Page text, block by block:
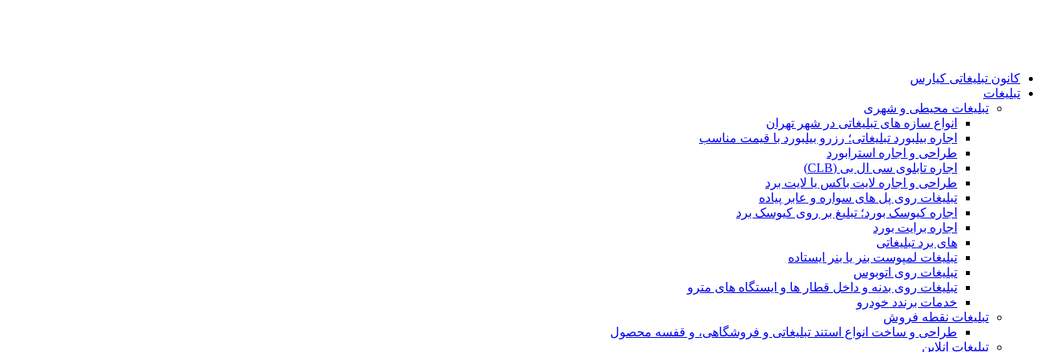
کانون تبلیغاتی کیارس
تبلیغات
تبلیغات محیطی و شهری
انواع سازه‌ های تبلیغاتی در شهر تهران
اجاره بیلبورد تبلیغاتی؛ رزرو بیلبورد با قیمت مناسب
طراحی و اجاره استرابورد
اجاره تابلوی سی ال بی (CLB)
طراحی و اجاره لایت باکس یا لایت برد
تبلیغات روی پل های سواره و عابر پیاده
اجاره کیوسک بورد؛ تبلیغ بر روی کیوسک برد
اجاره برایت بورد
های برد تبلیغاتی
تبلیغات لمپوست بنر یا بنر ایستاده
تبلیغات روی اتوبوس
تبلیغات روی بدنه و داخل قطار ها و ایستگاه های مترو
خدمات برندد خودرو
تبلیغات نقطه فروش
طراحی و ساخت انواع استند تبلیغاتی و فروشگاهی، و قفسه محصول
تبلیغات انلاین